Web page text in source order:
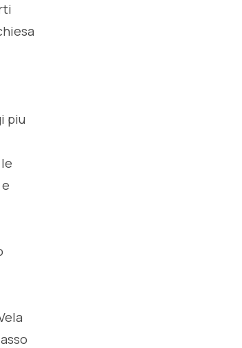
piu